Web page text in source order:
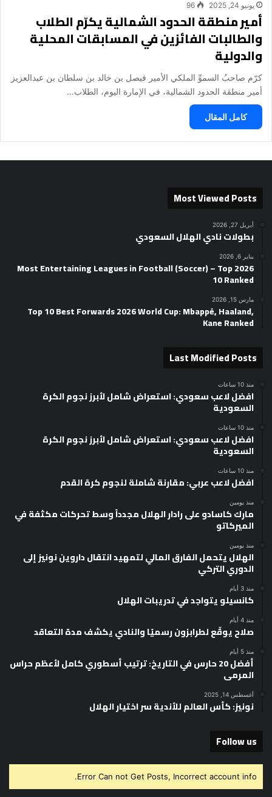
يونيو 24, 2025 96
أمير منطقة الحدود الشمالية يكرّم الطلاب
والطالبات الفائزين في المسابقات المحلية
والدولية
كرّم صاحبُ السموِّ الملكي الأمير فيصل بن خالد بن سلطان بن عبدالعزيز
أمير منطقة الحدود الشمالية، في الإمارة اليوم، الطلاب…
كامل المقال
Most Viewed Posts
أبريل 27, 2026
بطولات نادي الهلال السعودي
يناير 6, 2026
2026 Most Entertaining Leagues in Football (Soccer) – Top
10 Ranked
مارس 15, 2026
Top 10 Best Forwards 2026 World Cup: Mbappé, Haaland,
Kane Ranked
Last Modified Posts
منذ 10 ساعات
افضل لاعب سعودي: استعراض شامل لأبرز نجوم الكرة
السعودية
منذ 10 ساعات
افضل لاعب سعودي: استعراض شامل لأبرز نجوم الكرة
السعودية
منذ 10 ساعات
افضل لاعب عربي: مقارنة شاملة لنجوم كرة القدم
منذ يومين
مارك كاسادو على رادار الهلال مجدداً وسط تحركات مكثفة في
الميركاتو
منذ يومين
الهلال يتحمل الفارق المالي لتمهيد انتقال داروين نونيز إلى
الدوري التركي
منذ 3 أيام
كانسيلو يتواجد في تدريبات الهلال
منذ 4 أيام
صلاح يوقّع لطرابزون رسميًا والنادي يكشف مدة التعاقد
منذ 5 أيام
أفضل 20 حارس في التاريخ: ترتيب أسطوري كامل لأعظم حراس
المرمى
أغسطس 14, 2025
نونيز: كأس العالم للأندية سر اختيار الهلال
Follow us
Error Can not Get Posts, Incorrect account info.